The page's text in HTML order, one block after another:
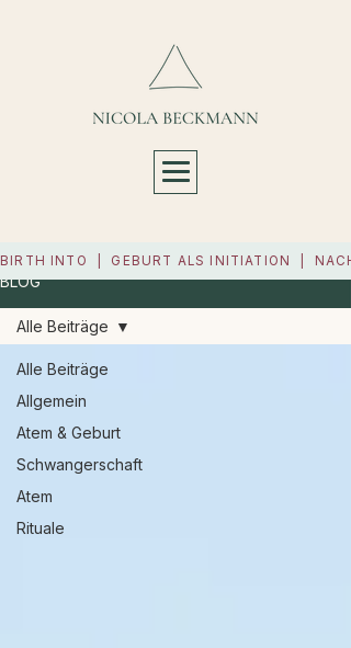
BIRTH INTO  |  GEBURT ALS INITIATION  |
BLOG
Alle Beiträge
Allgemein
Atem & Geburt
Schwangerschaft
Atem
Rituale
Alle Beiträge